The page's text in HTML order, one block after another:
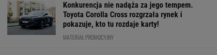
Konkurencja nie nadąża za jego tempem.
Toyota Corolla Cross rozgrzała rynek i
pokazuje, kto tu rozdaje karty!
MATERIAŁ PROMOCYJNY